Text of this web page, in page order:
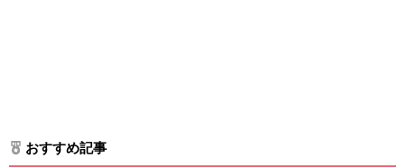
おすすめ記事